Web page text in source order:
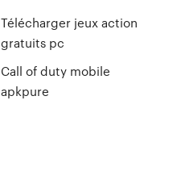
Télécharger jeux action
gratuits pc
Call of duty mobile
apkpure